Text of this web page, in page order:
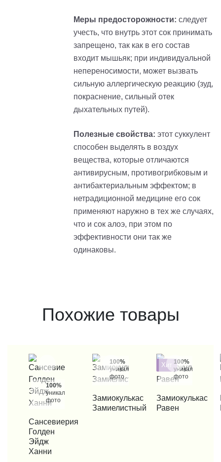
Меры предосторожности: следует
учесть, что внутрь этот сок принимать
запрещено, так как в его состав
входит мышьяк; при индивидуальной
непереносимости, может вызвать
сильную аллергическую реакцию (зуд,
покраснение, сильный отек
дыхательных путей).
Полезные свойства: этот суккулент
способен выделять в воздух
вещества, которые отличаются
антивирусным, противогрибковым и
антибактериальным эффектом; в
нетрадиционной медицине его сок
применяют наружно в тех же случаях,
что и сок алоэ, при этом по
эффективности они так же
одинаковы.
Похожие товары
100%
уникальные
фото
КУПИТЬ В 1 КЛИК
Сансевиерия
Голден
Эйдж
Ханни
100%
уникальные
фото
КУПИТЬ В 1 КЛИК
Замиокулькас
Замиелистный
Хит 100%
уникальные
фото
КУПИТЬ В 1 КЛИК
Замиокулькас
Равен